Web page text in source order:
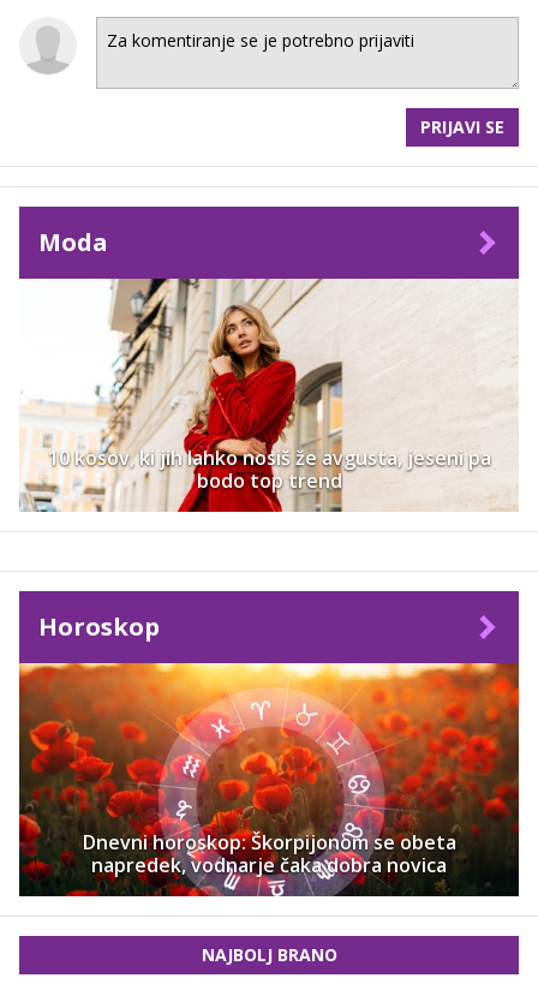
PRIJAVI SE
Moda
10 kosov, ki jih lahko nosiš že avgusta, jeseni pa
bodo top trend
Horoskop
Dnevni horoskop: Škorpijonom se obeta
napredek, vodnarje čaka dobra novica
NAJBOLJ BRANO